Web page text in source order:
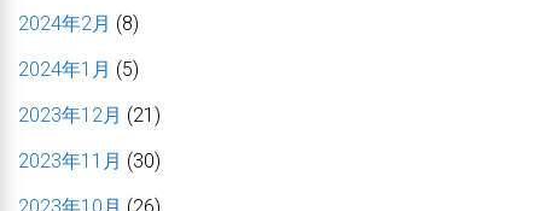
2024年2月 (8)
2024年1月 (5)
2023年12月 (21)
2023年11月 (30)